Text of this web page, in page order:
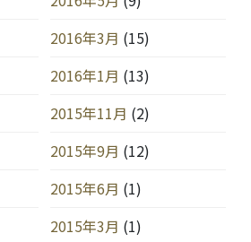
2016年3月 (15)
2016年1月 (13)
2015年11月 (2)
2015年9月 (12)
2015年6月 (1)
2015年3月 (1)